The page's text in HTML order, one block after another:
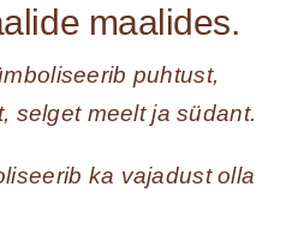
maalides.
puhtust,
selget meelt ja südant.
ka vajadust olla